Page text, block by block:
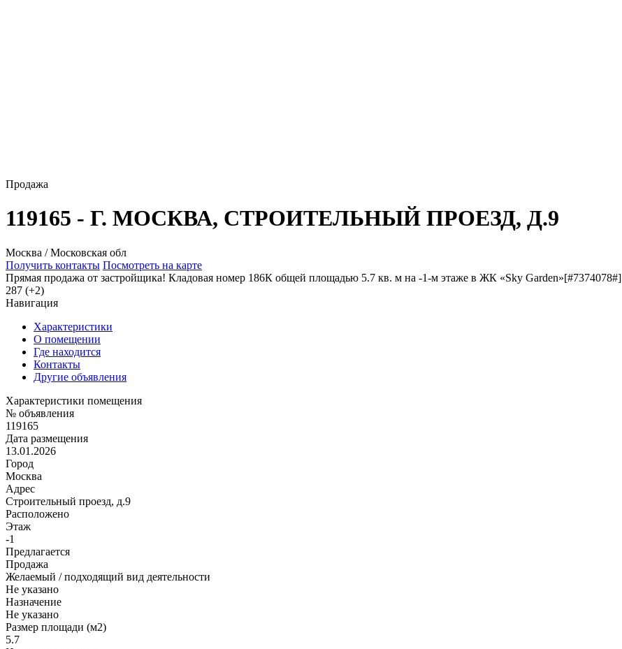
Продажа
119165 - Г. МОСКВА, СТРОИТЕЛЬНЫЙ ПРОЕЗД, Д.9
Москва / Московская обл
Получить контакты Посмотреть на карте
Прямая продажа от застройщика! Кладовая номер 186К общей площадью 5.7 кв. м на -1-м этаже в ЖК «Sky Garden»[#7374078#]
287 (+2)
Навигация
Характеристики
О помещении
Где находится
Контакты
Другие объявления
Характеристики помещения
№ объявления
119165
Дата размещения
13.01.2026
Город
Москва
Адрес
Строительный проезд, д.9
Расположено
Этаж
-1
Предлагается
Продажа
Желаемый / подходящий вид деятельности
Не указано
Назначение
Не указано
Размер площади (м2)
5.7